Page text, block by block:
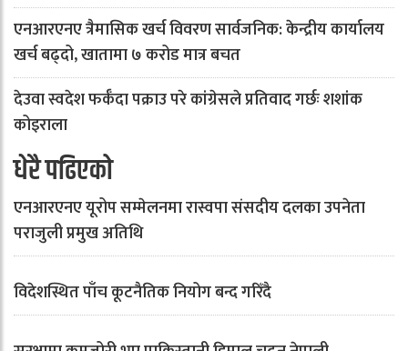
एनआरएनए त्रैमासिक खर्च विवरण सार्वजनिक: केन्द्रीय कार्यालय
खर्च बढ्दो, खातामा ७ करोड मात्र बचत
देउवा स्वदेश फर्कँदा पक्राउ परे कांग्रेसले प्रतिवाद गर्छः शशांक
कोइराला
धेरै पढिएको
एनआरएनए यूरोप सम्मेलनमा रास्वपा संसदीय दलका उपनेता
पराजुली प्रमुख अतिथि
विदेशस्थित पाँच कूटनैतिक नियोग बन्द गरिँदै